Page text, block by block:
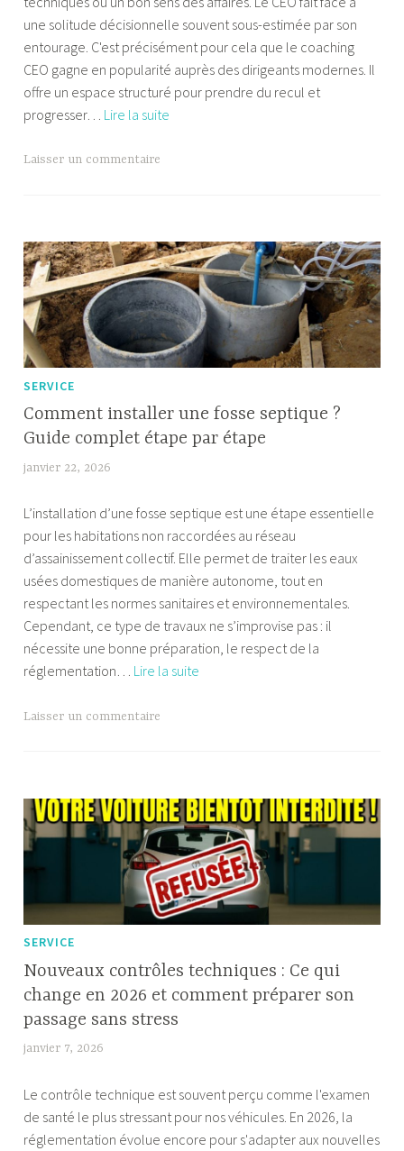
i
a
m
P
a
a
e
une solitude décisionnelle souvent sous-estimée par son
entourage. C'est précisément pour cela que le coaching
CEO gagne en popularité auprès des dirigeants modernes. Il
offre un espace structuré pour prendre du recul et
progresser… Lire la suite
quel
moment
de
l’aventure
entrepreneuriale
?
Laisser un commentaire
SERVICE
Comment installer une fosse septique ?
Guide complet étape par étape
janvier 22, 2026
b
i
a
L’installation d’une fosse septique est une étape essentielle
pour les habitations non raccordées au réseau
d’assainissement collectif. Elle permet de traiter les eaux
usées domestiques de manière autonome, tout en
respectant les normes sanitaires et environnementales.
Cependant, ce type de travaux ne s’improvise pas : il
nécessite une bonne préparation, le respect de la
réglementation… Lire la suite
Guide
complet
étape
par
étape
Laisser un commentaire
SERVICE
Nouveaux contrôles techniques : Ce qui
change en 2026 et comment préparer son
passage sans stress
janvier 7, 2026
b
i
a
Le contrôle technique est souvent perçu comme l'examen
de santé le plus stressant pour nos véhicules. En 2026, la
réglementation évolue encore pour s'adapter aux nouvelles